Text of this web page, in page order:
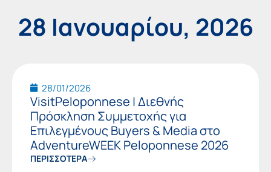
28 Ιανουαρίου, 2026
28/01/2026
VisitPeloponnese | Διεθνής
Πρόσκληση Συμμετοχής για
Επιλεγμένους Buyers & Media στο
AdventureWEEK Peloponnese 2026
ΠΕΡΙΣΣΟΤΕΡΑ